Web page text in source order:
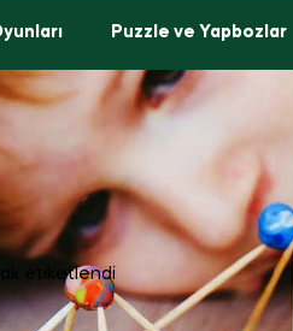
Puzzle ve Yapbozlar
etiketlendi